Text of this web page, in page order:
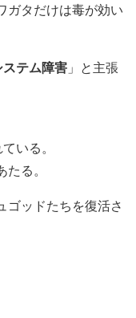
ガタだけは毒が効い
ステム障害 」と主張
いる。
る。
ゴッドたちを復活さ